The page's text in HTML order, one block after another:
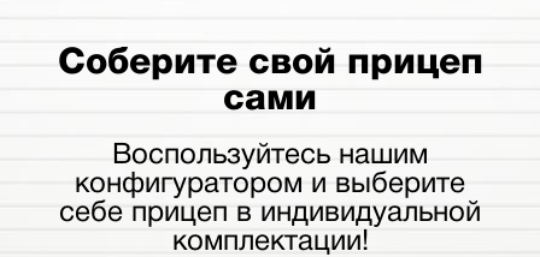
Соберите свой прицеп
сами
Воспользуйтесь нашим
конфигуратором и выберите
себе прицеп в индивидуальной
комплектации!